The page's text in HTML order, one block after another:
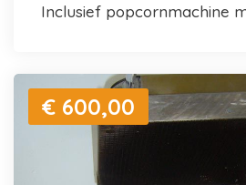
inclusief popcornmachine
€ 600,00